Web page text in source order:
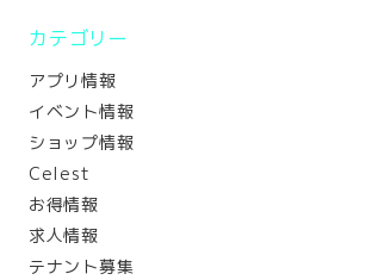
カテゴリー
アプリ情報
イベント情報
ショップ情報
Celest
お得情報
求人情報
テナント募集